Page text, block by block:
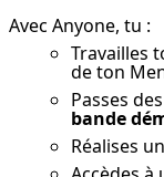
Avec Anyone, tu :
Travailles
de ton
Passes
bande
Réalises un